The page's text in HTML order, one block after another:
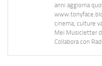
anni aggiorna
cinema, culture
Mei Musicletter
Collabora con